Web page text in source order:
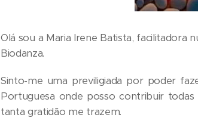
Olá sou a Maria Irene Batista, facilitadora
Biodanza.
Sinto-me uma previligiada por poder
Portuguesa onde posso contribuir todas
tanta gratidão me trazem.